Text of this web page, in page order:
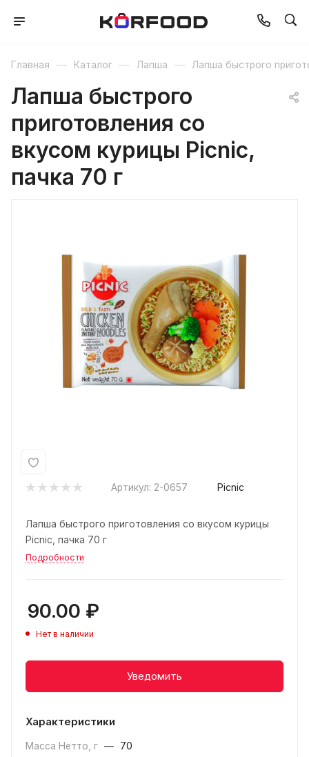
Главная — Каталог — Лапша — Лапша быстрого
Лапша быстрого
приготовления со
вкусом курицы Picnic,
пачка 70 г
Артикул: 2-0657 Picnic
Лапша быстрого приготовления со вкусом курицы
Picnic, пачка 70 г
Подробности
90.00 ₽
Нет в наличии
Уведомить
Характеристики
Масса Нетто, г —
70